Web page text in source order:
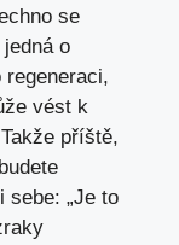
se
o
vést k
příště,
sebe: „Je to